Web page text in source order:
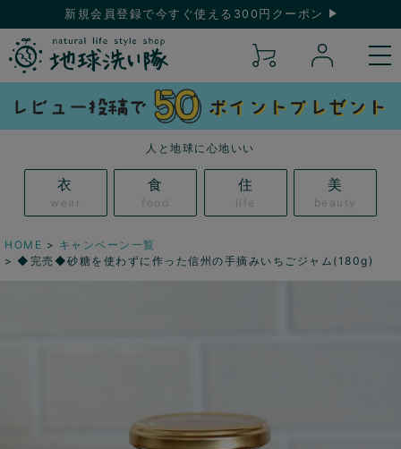
新規会員登録で今すぐ使える300円クーポン
人と地球に心地いい
衣
wear
食
food
住
life
美
beauty
HOME
キャンペーン一覧
◆完売◆砂糖を使わずに作った信州の手摘みいちごジャム(180g)